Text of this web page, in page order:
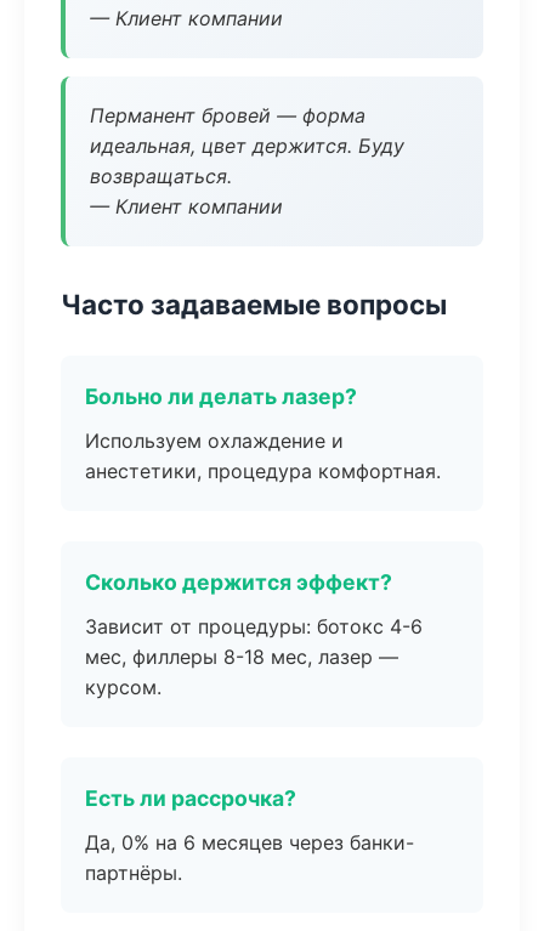
— Клиент компании
Перманент бровей — форма
идеальная, цвет держится. Буду
возвращаться.
— Клиент компании
Часто задаваемые вопросы
Больно ли делать лазер?
Используем охлаждение и
анестетики, процедура комфортная.
Сколько держится эффект?
Зависит от процедуры: ботокс 4-6
мес, филлеры 8-18 мес, лазер —
курсом.
Есть ли рассрочка?
Да, 0% на 6 месяцев через банки-
партнёры.